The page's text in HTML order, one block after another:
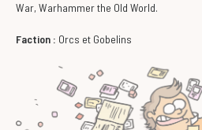
War, Warhammer the Old World.
Faction : Orcs et Gobelins